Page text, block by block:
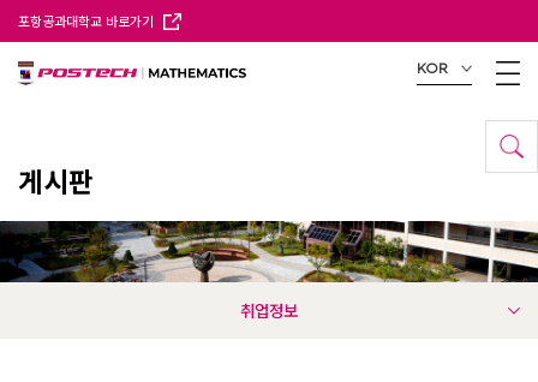
포항공과대학교 바로가기
KOR
게시판
취업정보